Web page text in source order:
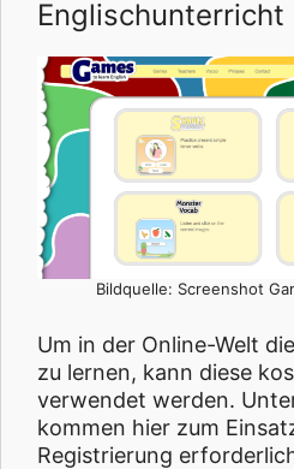
Englischunterricht
Bildquelle: Screenshot
Um in der Online-Welt
zu lernen, kann diese
verwendet werden.
kommen hier zum
Registrierung